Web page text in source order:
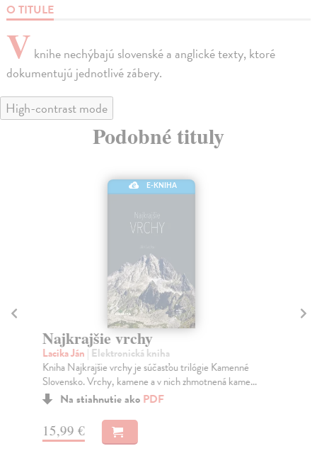
O TITULE
V knihe nechýbajú slovenské a anglické texty, ktoré
dokumentujú jednotlivé zábery.
High-contrast mode
Podobné tituly
E-KNIHA
Najkrajšie vrchy
Lacika Ján | Elektronická kniha
Kniha Najkrajšie vrchy je súčasťou trilógie Kamenné
Slovensko. Vrchy, kamene a v nich zhmotnená kame...
Na stiahnutie ako PDF
15,99 €